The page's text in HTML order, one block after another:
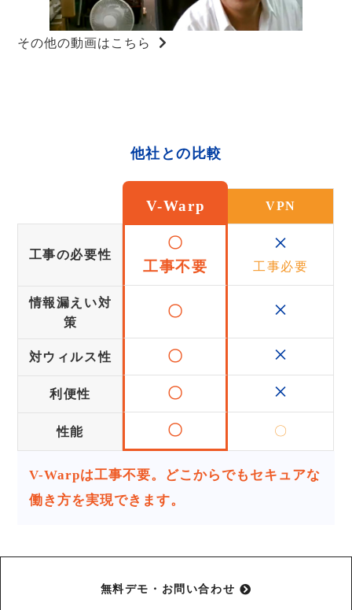
その他の動画はこちら
他社との比較
V-Warp VPN
工事の必要性
〇
工事不要
×
工事必要
情報漏えい対
策
〇 ×
対ウィルス性 〇 ×
利便性 〇 ×
性能 〇 〇
V-Warpは工事不要。どこからでもセキュアな
働き方を実現できます。
無料デモ・お問い合わせ